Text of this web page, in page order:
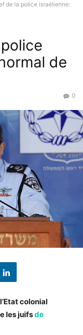
de la police israélienne:
de
0
l’Etat colonial
les juifsde